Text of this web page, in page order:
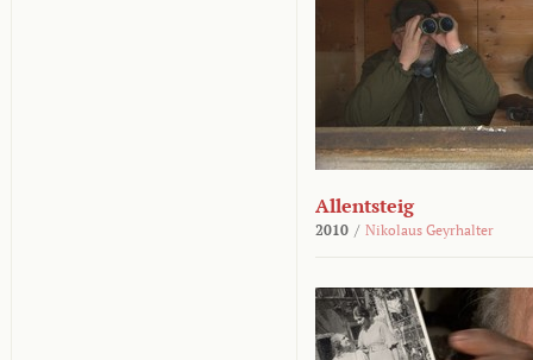
Allentsteig
2010 / Nikolaus Geyrhalter